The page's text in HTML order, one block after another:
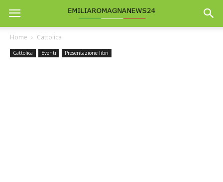
Home Cattolica
Cattolica Eventi Presentazione libri